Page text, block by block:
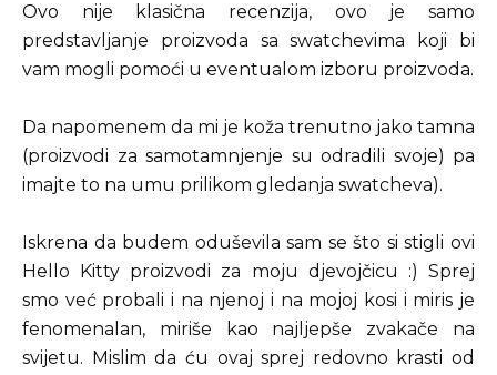
Ovo nije klasična recenzija, ovo je samo
predstavljanje proizvoda sa swatchevima koji bi
vam mogli pomoći u eventualom izboru proizvoda.
Da napomenem da mi je koža trenutno jako tamna
(proizvodi za samotamnjenje su odradili svoje) pa
imajte to na umu prilikom gledanja swatcheva).
Iskrena da budem oduševila sam se što si stigli ovi
Hello Kitty proizvodi za moju djevojčicu :) Sprej
smo već probali i na njenoj i na mojoj kosi i miris je
fenomenalan, miriše kao najljepše zvakače na
svijetu. Mislim da ću ovaj sprej redovno krasti od